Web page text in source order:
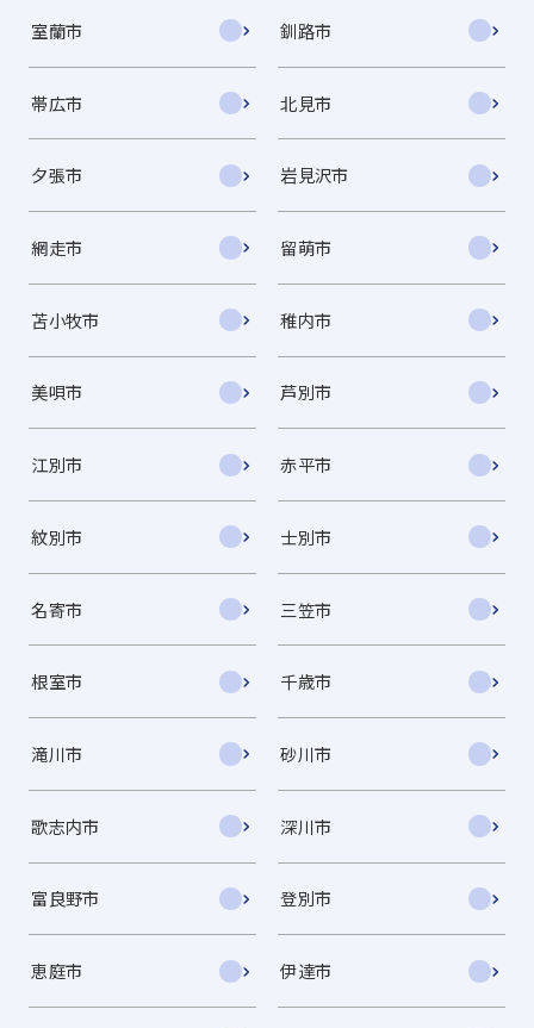
室蘭市 釧路市
帯広市 北見市
夕張市 岩見沢市
網走市 留萌市
苫小牧市 稚内市
美唄市 芦別市
江別市 赤平市
紋別市 士別市
名寄市 三笠市
根室市 千歳市
滝川市 砂川市
歌志内市 深川市
富良野市 登別市
恵庭市 伊達市